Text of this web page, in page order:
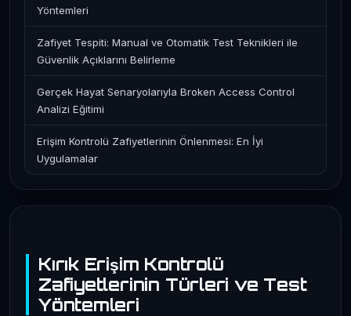
Kırık Erişim Kontrolü
Zafiyetlerinin Türleri ve Test
Yöntemleri
Yöntemleri
Zafiyet Tespiti: Manual ve Otomatik Test Teknikleri ile
Güvenlik Açıklarını Belirleme
Gerçek Hayat Senaryolarıyla Broken Access Control
Analizi Eğitimi
Erişim Kontrolü Zafiyetlerinin Önlenmesi: En İyi
Uygulamalar